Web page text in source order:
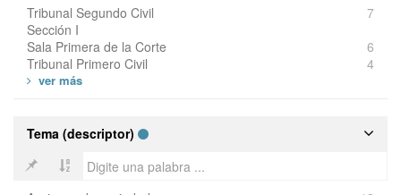
Tribunal Segundo Civil
Sección I
7
Sala Primera de la Corte
6
Tribunal Primero Civil
4
Tema (descriptor)